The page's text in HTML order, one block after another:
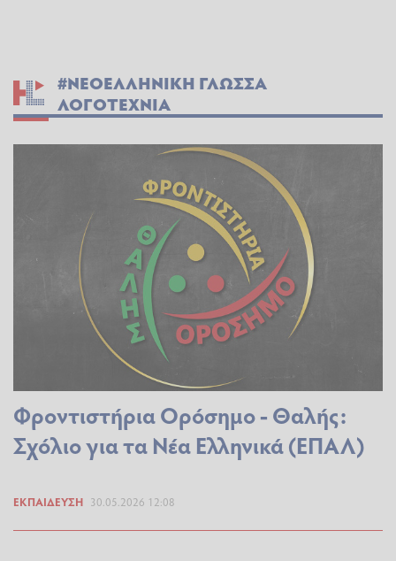
#ΝΕΟΕΛΛΗΝΙΚΗ ΓΛΩΣΣΑ
ΛΟΓΟΤΕΧΝΙΑ
Φροντιστήρια Ορόσημο - Θαλής:
Σχόλιο για τα Νέα Ελληνικά (ΕΠΑΛ)
ΕΚΠΑΊΔΕΥΣΗ 30.05.2026 12:08